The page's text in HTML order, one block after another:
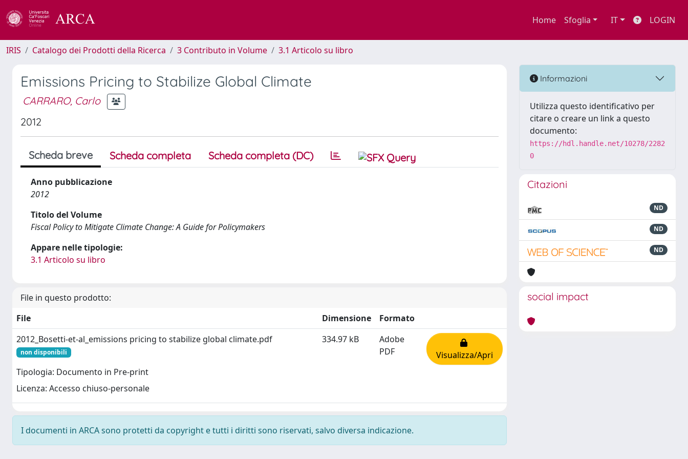
Home Sfoglia IT LOGIN
IRIS Catalogo dei Prodotti della Ricerca 3 Contributo in Volume 3.1 Articolo su libro
Emissions Pricing to Stabilize Global Climate
CARRARO, Carlo
2012
Scheda breve Scheda completa Scheda completa (DC)
Anno pubblicazione
2012
Titolo del Volume
Fiscal Policy to Mitigate Climate Change: A Guide for Policymakers
Appare nelle tipologie:
3.1 Articolo su libro
File in questo prodotto:
File
Dimensione
Formato
2012_Bosetti-et-al_emissions pricing to stabilize global climate.pdf
non disponibili
Tipologia: Documento in Pre-print
Licenza: Accesso chiuso-personale
334.97 kB
Adobe
PDF
Visualizza/Apri
I documenti in ARCA sono protetti da copyright e tutti i diritti sono riservati, salvo diversa indicazione.
Informazioni
Utilizza questo identificativo per
citare o creare un link a questo
documento:
https://hdl.handle.net/10278/2282
0
Citazioni
ND
ND
ND
social impact